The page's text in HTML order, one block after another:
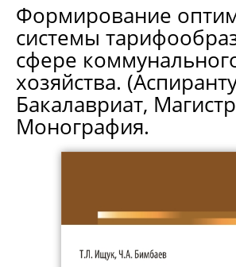
Формирование
системы
сфере
хозяйства.
Бакалавриат,
Монография.